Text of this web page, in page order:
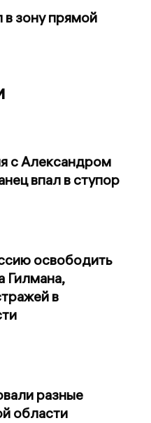
зону прямой
с Александром
впал в ступор
освободить
Гилмана,
в
разные
области